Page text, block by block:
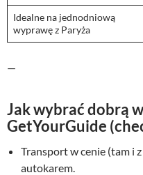
Idealne na jednodniową
wyprawę z Paryża
—
Jak wybrać dobrą
GetYourGuide
Transport w cenie (tam i
autokarem.